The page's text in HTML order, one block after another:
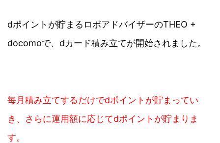
dポイントが貯まるロボアドバイザーのTHEO +
docomoで、dカード積み立てが開始されました。
毎月積み立てするだけでdポイントが貯まってい
き、さらに運用額に応じてdポイントが貯まりま
す。